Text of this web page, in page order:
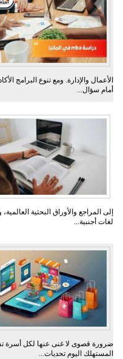
الأعمال والإدارة. ومع تنوع البرامج
أمام سؤال...
إلى المراجع والأوراق البحثية
لغات أجنبية...
ضرورة قصوى لا غنى عنها لكل أسرة
المستهلك اليوم تحديات...